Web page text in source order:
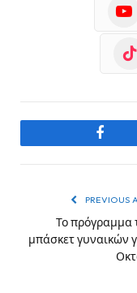
PREVIOUS
Το πρόγραμμα
μπάσκετ γυναικών